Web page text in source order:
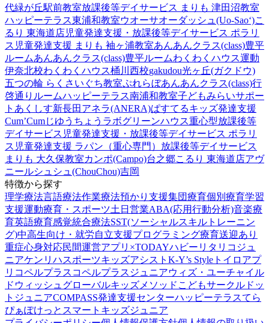
代緑が丘駅前教室放課後等デイサービス まりも 津田沼教室
ハッピーテラス東浦和教室ウオーサオーダッシュ(Uo-Sao‘)こ
るり 東海道店児童発達支援・放課後等デイサービス ポラリ
ス 児童発達支援 まりも 袖ヶ浦教室あんあんクラス(class)豊平
ルームあんあんクラス(class)豊平ルームわくわくハウス運動
伊奈北校わくわくハウス桶川西校gakudou光ヶ丘(ガクドウ)
五つの輪 らくさいぐち教室ぷれらぼあんあんクラス(class)行
啓通りルームハッピーテラス南浦和教室子どもみらいサポー
トあくしす新長田 アネラ(ANERA)ぱすてるキッズ発達支援
Cum’Cumじゆうちょうラボグリーンハウス重心型放課後等
デイサービス 児童発達支援・放課後等デイサービス ポラリ
ス 児童発達支援 ラパン（重心専門） 放課後等デイサービス
まりも 大久保教室カンポ(Campo)台之郷こるり 東海道店アヴ
ニールシュシュ(ChouChou)吉岡
特徴から探す
理学療法言語療法作業療法預かり支援集団療育個別療育学習
支援運動療育・スポーツ土日営業ABA(応用行動分析)音楽療
育英語療育感覚統合療法SST(ソーシャルスキルトレーニン
グ)中高生向け・就労自立支援プログラミング療育送迎あり
重症心身対応民間運営アプリ×TODAYハビー リタリコジュ
ニアケンリハスポーツキッズアシスト K-Y’s Style トイロ アプ
リ コペルプラス コペルプラスジュニアウィズ・ユーチャイル
ドウィッシュ グローバルキッズメソッド こどもサークル ドッ
トジュニアCOMPASS発達支援センターハッピーテラスてら
ぴぁぽけっと スマートキッズジュニア